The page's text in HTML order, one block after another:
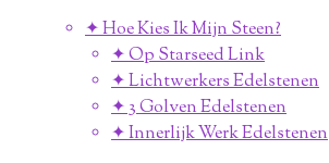
✦ Hoe Kies Ik Mijn Steen?
✦ Op Starseed Link
✦ Lichtwerkers Edelstenen
✦ 3 Golven Edelstenen
✦ Innerlijk Werk Edelstenen